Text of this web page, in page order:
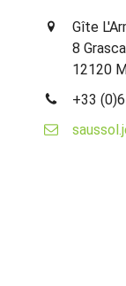
Gîte
8
12120
+33